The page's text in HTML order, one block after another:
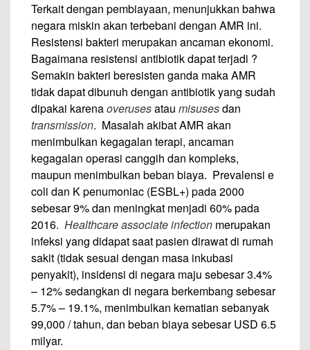
Terkait dengan pembiayaan, menunjukkan bahwa
negara miskin akan terbebani dengan AMR ini.
Resistensi bakteri merupakan ancaman ekonomi.
Bagaimana resistensi antibiotik dapat terjadi ?
Semakin bakteri beresisten ganda maka AMR
tidak dapat dibunuh dengan antibiotik yang sudah
dipakai karenaoverusesatau misusesdan
transmission. Masalah akibat AMR akan
menimbulkan kegagalan terapi, ancaman
kegagalan operasi canggih dan kompleks,
maupun menimbulkan beban biaya. Prevalensi e
coli dan K penumoniac (ESBL+) pada 2000
sebesar 9% dan meningkat menjadi 60% pada
2016. Healthcare associate infection merupakan
infeksi yang didapat saat pasien dirawat di rumah
sakit (tidak sesuai dengan masa inkubasi
penyakit), insidensi di negara maju sebesar 3.4%
– 12% sedangkan di negara berkembang sebesar
5.7% – 19.1%, menimbulkan kematian sebanyak
99,000 / tahun, dan beban biaya sebesar USD 6.5
milyar.